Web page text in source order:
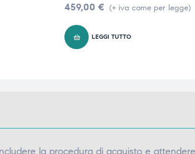
459,00 € (+ iva come per legge)
LEGGI TUTTO
la procedura di acquisto e